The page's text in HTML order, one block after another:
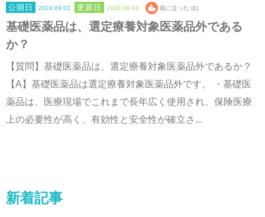
2024.09.03 2024.09.03 役に立った (1)
基礎医薬品は、選定療養対象医薬品外である
か？
【質問】基礎医薬品は、選定療養対象医薬品外であるか？
【A】基礎医薬品は選定療養対象医薬品外です。 ・基礎医
薬品は、医療現場でこれまで長年広く使用され、保険医療
上の必要性が高く、有効性と安全性が確立さ...
新着記事